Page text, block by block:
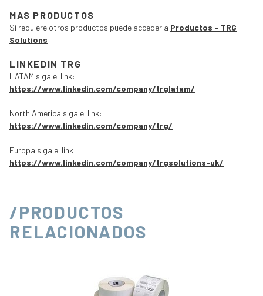
MAS PRODUCTOS
Si requiere otros productos puede acceder a Productos – TRG
Solutions
LINKEDIN TRG
LATAM siga el link:
https://www.linkedin.com/company/trglatam/
North America siga el link:
https://www.linkedin.com/company/trg/
Europa siga el link:
https://www.linkedin.com/company/trgsolutions-uk/
/PRODUCTOS
RELACIONADOS